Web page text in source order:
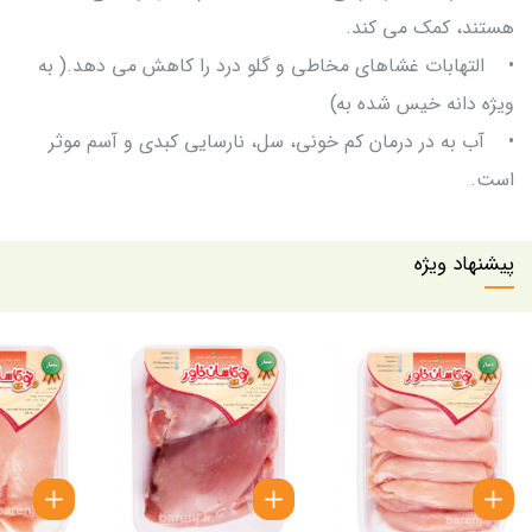
هستند، کمک می کند.
• التهابات غشاهای مخاطی و گلو درد را کاهش می دهد.( به
ویژه دانه خیس شده به)
• آب به در درمان کم خونی، سل، نارسایی کبدی و آسم موثر
است.
پیشنهاد ویژه